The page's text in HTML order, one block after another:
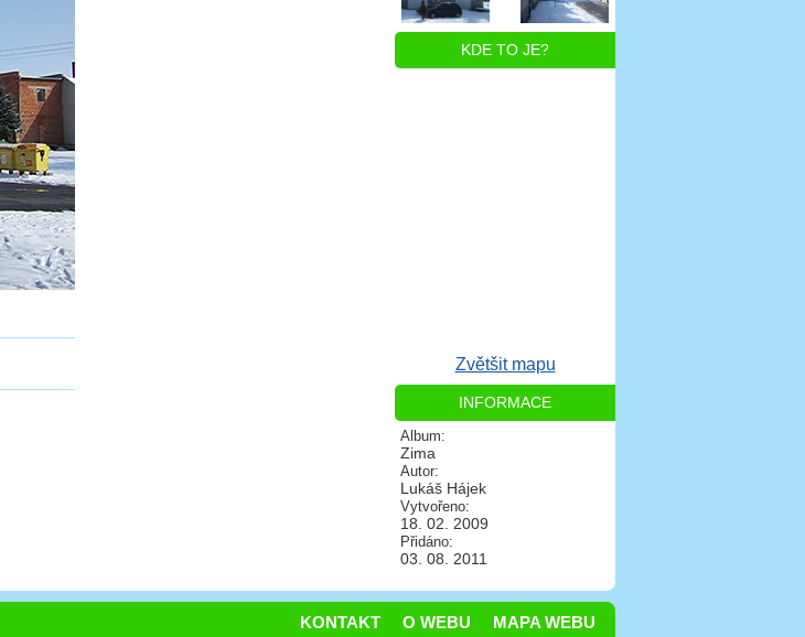
KDE TO JE?
Zvětšit mapu
INFORMACE
Album:
Zima
Autor:
Lukáš Hájek
Vytvořeno:
18. 02. 2009
Přidáno:
03. 08. 2011
MAPA WEBU
O WEBU
KONTAKT